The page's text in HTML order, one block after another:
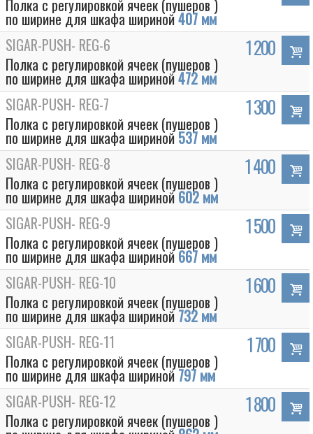
Полка с регулировкой ячеек (пушеров )
по ширине для шкафа шириной407 мм
SIGAR-PUSH- REG-6
Полка с регулировкой ячеек (пушеров )
по ширине для шкафа шириной472 мм
1 200
SIGAR-PUSH- REG-7
Полка с регулировкой ячеек (пушеров )
по ширине для шкафа шириной537 мм
1 300
SIGAR-PUSH- REG-8
Полка с регулировкой ячеек (пушеров )
по ширине для шкафа шириной602 мм
1 400
SIGAR-PUSH- REG-9
Полка с регулировкой ячеек (пушеров )
по ширине для шкафа шириной667 мм
1 500
SIGAR-PUSH- REG-10
Полка с регулировкой ячеек (пушеров )
по ширине для шкафа шириной732 мм
1 600
SIGAR-PUSH- REG-11
Полка с регулировкой ячеек (пушеров )
по ширине для шкафа шириной797 мм
1 700
SIGAR-PUSH- REG-12
Полка с регулировкой ячеек (пушеров )
1 800